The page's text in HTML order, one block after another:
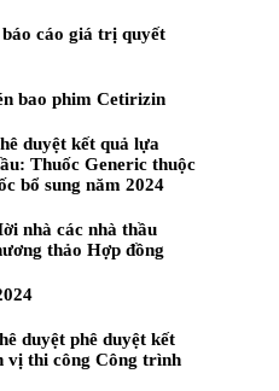
cáo giá trị quyết
bao phim Cetirizin
duyệt kết quả lựa
Thuốc Generic thuộc
bổ sung năm 2024
nhà các nhà thầu
thảo Hợp đồng
duyệt phê duyệt kết
vị thi công Công trình